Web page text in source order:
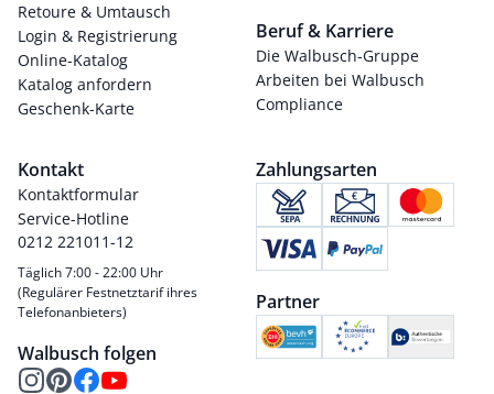
Retoure & Umtausch
Login & Registrierung
Online-Katalog
Katalog anfordern
Geschenk-Karte
Beruf & Karriere
Die Walbusch-Gruppe
Arbeiten bei Walbusch
Compliance
Kontakt
Kontaktformular
Service-Hotline
0212 221011-12
Täglich 7:00 - 22:00 Uhr
(Regulärer Festnetztarif ihres
Telefonanbieters)
Walbusch folgen
Zahlungsarten
Partner